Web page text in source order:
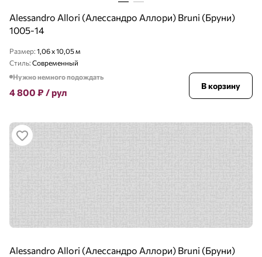
Alessandro Allori (Алессандро Аллори) Bruni (Бруни)
1005-14
Размер: 1,06 x 10,05 м
Стиль: Современный
Нужно немного подождать
4 800 ₽ / рул
В корзину
Alessandro Allori (Алессандро Аллори) Bruni (Бруни)